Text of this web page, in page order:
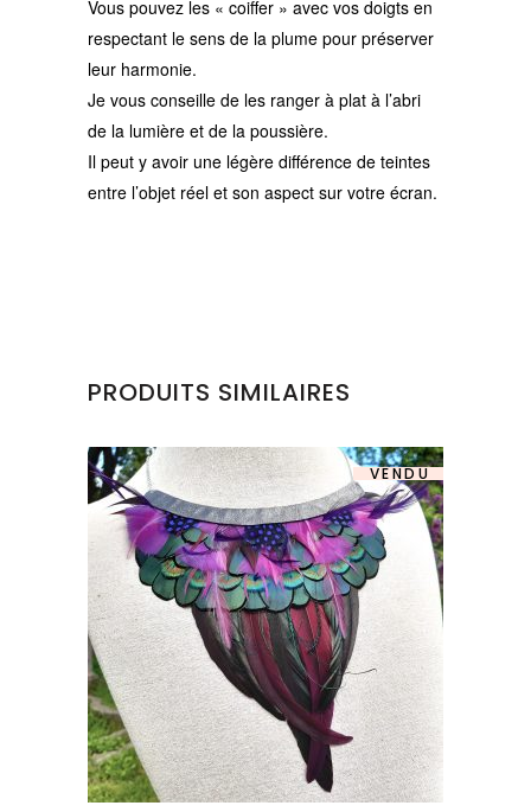
Vous pouvez les « coiffer » avec vos doigts en
respectant le sens de la plume pour préserver
leur harmonie.
Je vous conseille de les ranger à plat à l’abri
de la lumière et de la poussière.
Il peut y avoir une légère différence de teintes
entre l’objet réel et son aspect sur votre écran.
PRODUITS SIMILAIRES
VENDU